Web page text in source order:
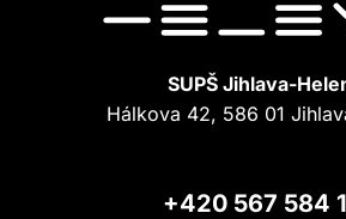
SUPŠ Jihlava-
Hálkova 42, 586 01
+420 567 584